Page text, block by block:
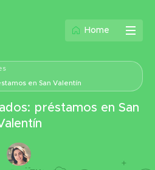
Home
en San Valentín
préstamos en San